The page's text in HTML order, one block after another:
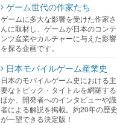
ゲーム世代の作家たち
ゲームに多大な影響を受けた作家さ
んに取材し、ゲームが日本のコンテ
ンツ産業やカルチャーに与えた影響
を探る企画です。
日本モバイルゲーム産業史
日本のモバイルゲーム史における主
要なトピック・タイトルを網羅する
ほか、開発者へのインタビューや識
者による解説を掲載。約20年の歴史
が一望できる決定版！